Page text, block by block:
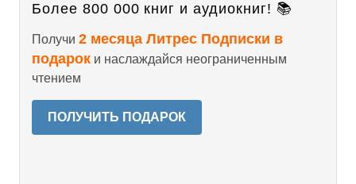
Более 800 000 книг и аудиокниг! 📚
Получи 2 месяца Литрес Подписки в
подарок и наслаждайся неограниченным
чтением
ПОЛУЧИТЬ ПОДАРОК